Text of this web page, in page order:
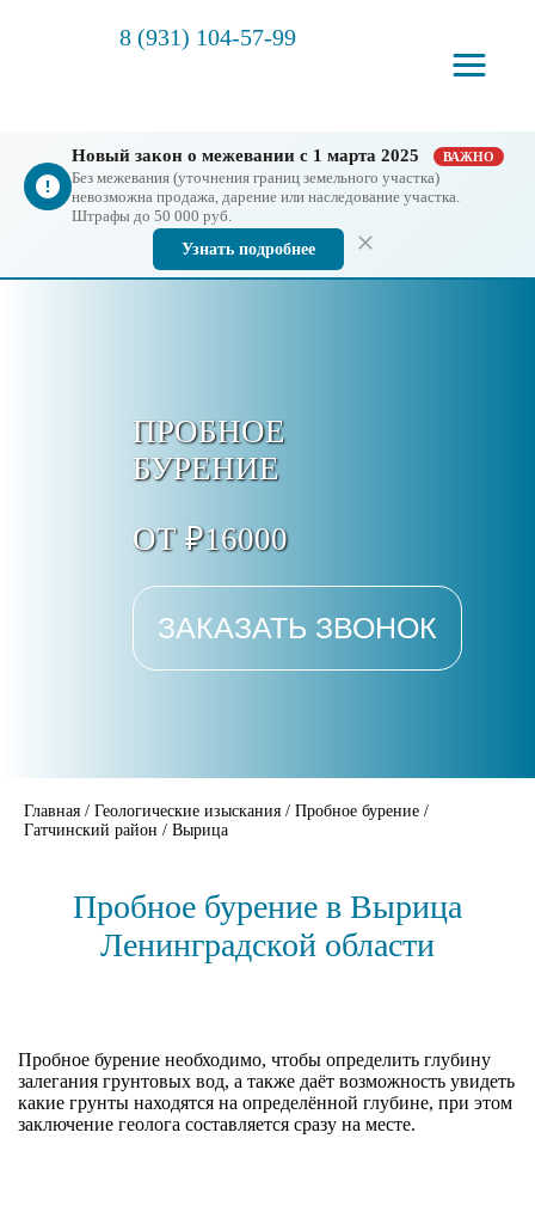
8 (931) 104-57-99
Новый закон о межевании с 1 марта 2025 ВАЖНО
Без межевания (уточнения границ земельного участка)
невозможна продажа, дарение или наследование участка.
Штрафы до 50 000 руб.
Узнать подробнее
ПРОБНОЕ
БУРЕНИЕ
ОТ ₽16000
ЗАКАЗАТЬ ЗВОНОК
Главная / Геологические изыскания / Пробное бурение /
Гатчинский район / Вырица
Пробное бурение в Вырица
Ленинградской области
Пробное бурение необходимо, чтобы определить глубину
залегания грунтовых вод, а также даёт возможность увидеть
какие грунты находятся на определённой глубине, при этом
заключение геолога составляется сразу на месте.